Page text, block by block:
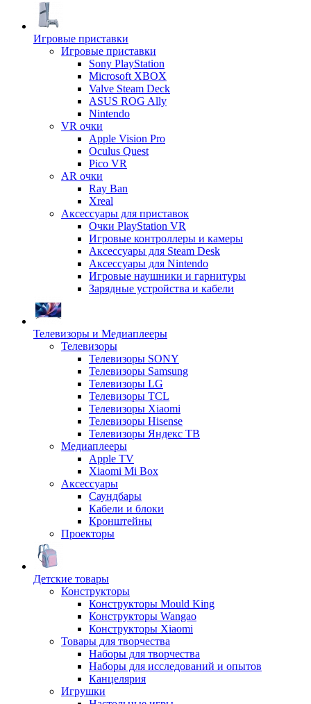
Игровые приставки
Игровые приставки
Sony PlayStation
Microsoft XBOX
Valve Steam Deck
ASUS ROG Ally
Nintendo
VR очки
Apple Vision Pro
Oculus Quest
Pico VR
AR очки
Ray Ban
Xreal
Аксессуары для приставок
Очки PlayStation VR
Игровые контроллеры и камеры
Аксессуары для Steam Desk
Аксессуары для Nintendo
Игровые наушники и гарнитуры
Зарядные устройства и кабели
Телевизоры и Медиаплееры
Телевизоры
Телевизоры SONY
Телевизоры Samsung
Телевизоры LG
Телевизоры TCL
Телевизоры Xiaomi
Телевизоры Hisense
Телевизоры Яндекс ТВ
Медиаплееры
Apple TV
Xiaomi Mi Box
Аксессуары
Саундбары
Кабели и блоки
Кронштейны
Проекторы
Детские товары
Конструкторы
Конструкторы Mould King
Конструкторы Wangao
Конструкторы Xiaomi
Товары для творчества
Наборы для творчества
Наборы для исследований и опытов
Канцелярия
Игрушки